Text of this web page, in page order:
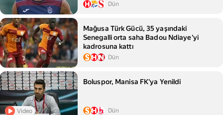
Dün
Mağusa Türk Gücü, 35 yaşındaki
Senegalli orta saha Badou Ndiaye'yi
kadrosuna kattı
Dün
Video
Boluspor, Manisa FK'ya Yenildi
Dün